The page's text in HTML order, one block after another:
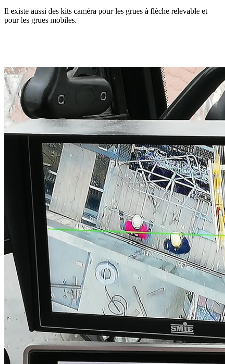
Il existe aussi des kits caméra pour les grues à flèche relevable et
pour les grues mobiles.